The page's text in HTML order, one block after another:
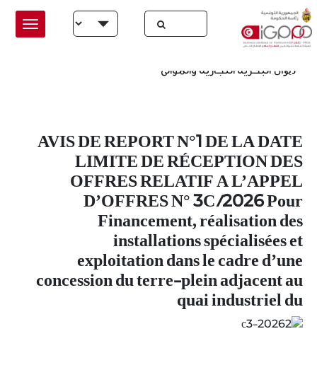
Skip to main content
الرئيسية
ب البحرية التجارية والموانئ
ديوان البحرية التجارية والموانئ
AVIS DE REPORT N°1 DE LA DATE
LIMITE DE RÉCEPTION DES
OFFRES RELATIF A L’APPEL
D’OFFRES N° 3C /2026 Pour
Financement, réalisation des
installations spécialisées et
exploitation dans le cadre d’une
concession du terre-plein adjacent au
quai industriel du